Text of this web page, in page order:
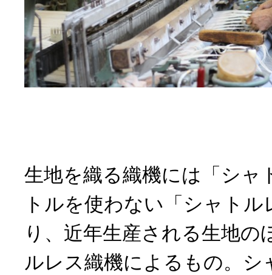
生地を織る織機には「シャ
トルを使わない「シャト
り、近年生産される生地の
ルレス織機によるもの。シ